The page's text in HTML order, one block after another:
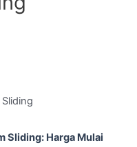
Sliding: Harga Mulai